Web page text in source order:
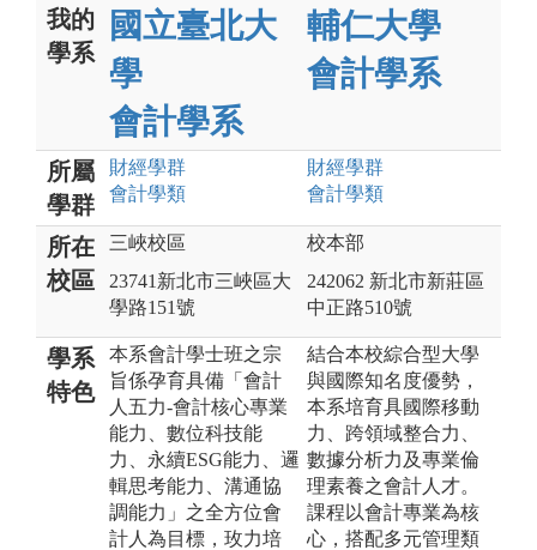
我的
學系
國立臺北大
學
會計學系
輔仁大學
會計學系
所屬
學群
財經學群
會計學類
財經學群
會計學類
所在
校區
三峽校區
23741新北市三峽區大
學路151號
校本部
242062 新北市新莊區
中正路510號
學系
特色
本系會計學士班之宗
旨係孕育具備「會計
人五力-會計核心專業
能力、數位科技能
力、永續ESG能力、邏
輯思考能力、溝通協
調能力」之全方位會
計人為目標，玫力培
結合本校綜合型大學
與國際知名度優勢，
本系培育具國際移動
力、跨領域整合力、
數據分析力及專業倫
理素養之會計人才。
課程以會計專業為核
心，搭配多元管理類